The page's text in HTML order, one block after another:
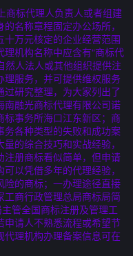
商标代理人负责人或者组建
名称章程固定办公场所，
万元核定的企业经营范围
机构名称中应含有“商标代
然人法人或其他组织提供注
服务，并可提供维权服务
研究整理，为大家列出了
融光商标代理有限公司诺
标事务所海口江东新区；商
各种类型的失败和成功案
的综合技巧和实战经验，
注册商标看似简单，但申请
以凭借多年的代理经验，
险的商标；一办理途径直接
商行政管理总局商标局简
管全国商标注册及管理工
请人不熟悉流程或希望节
理机构办理备案信息可在